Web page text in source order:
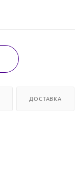
ДОСТАВКА